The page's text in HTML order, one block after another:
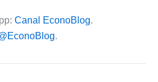
Canal EconoBlog.
.